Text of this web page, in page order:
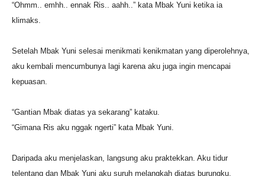
“Ohmm.. emhh.. ennak Ris.. aahh..” kata Mbak Yuni ketika ia
klimaks.
Setelah Mbak Yuni selesai menikmati kenikmatan yang diperolehnya,
aku kembali mencumbunya lagi karena aku juga ingin mencapai
kepuasan.
“Gantian Mbak diatas ya sekarang” kataku.
“Gimana Ris aku nggak ngerti” kata Mbak Yuni.
Daripada aku menjelaskan, langsung aku praktekkan. Aku tidur
telentang dan Mbak Yuni aku suruh melangkah diatas burungku,